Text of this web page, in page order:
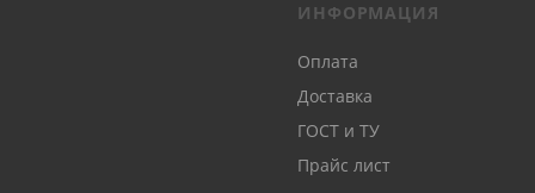
ИНФОРМАЦИЯ
Оплата
Доставка
ГОСТ и ТУ
Прайс лист